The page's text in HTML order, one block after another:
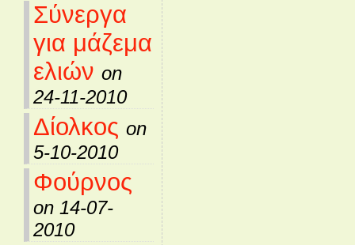
Σύνεργα
για μάζεμα
ελιών on
24-11-2010
Δίολκος on
5-10-2010
Φούρνος
on 14-07-
2010